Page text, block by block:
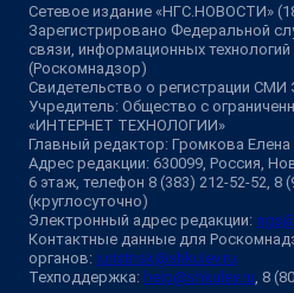
Сетевое издание «НГС.НОВОСТИ»
Зарегистрировано Федеральной
связи, информационных
(Роскомнадзор)
Свидетельство о регистрации
Учредитель: Общество с
«ИНТЕРНЕТ ТЕХНОЛОГИИ»
Главный редактор: Громкова
Адрес редакции: 630099, Россия,
6 этаж, телефон 8 (383) 212-52-52, 8
(круглосуточно)
Электронный адрес редакции:
Контактные данные для
органов: juristnsk@shkulev.ru
Техподдержка: help@shkulev.ru , 8